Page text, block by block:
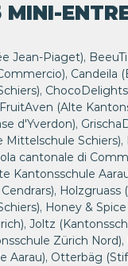
Jean-Piaget),
Candeila
(Alte
d'Yverdon),
Mittelschule Schiers),
cantonale di
Kantonsschule
Holzgruass
Honey &
Joltz
Zürich
Aarau), Otterbäg